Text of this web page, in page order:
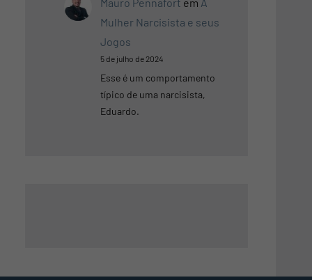
Mulher Narcisista e seus
Jogos
5 de julho de 2024
Esse é um comportamento
típico de uma narcisista,
Eduardo.